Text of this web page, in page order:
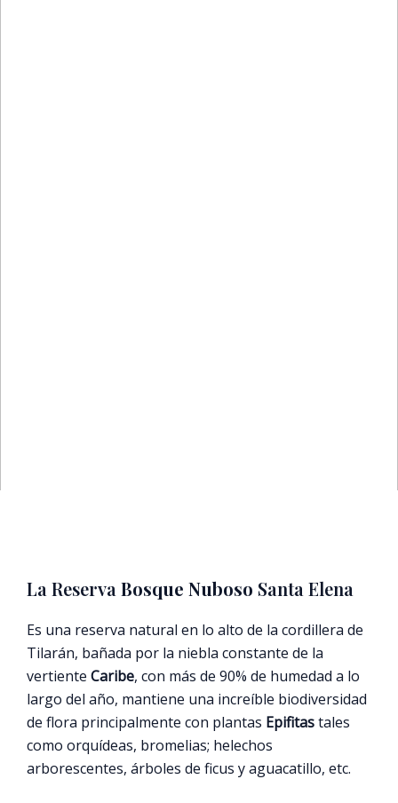
La Reserva Bosque Nuboso Santa Elena
Es una reserva natural en lo alto de la cordillera de
Tilarán, bañada por la niebla constante de la
vertiente Caribe, con más de 90% de humedad a lo
largo del año, mantiene una increíble biodiversidad
de flora principalmente con plantas Epifitastales
como orquídeas, bromelias; helechos
arborescentes, árboles de ficus y aguacatillo, etc.